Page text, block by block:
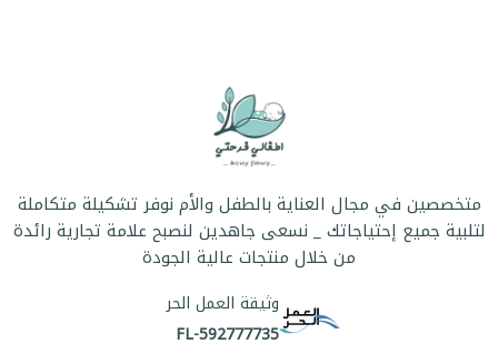
متخصصين في مجال العناية بالطفل والأم نوفر تشكيلة متكاملة
لتلبية جميع إحتياجاتك _ نسعى جاهدين لنصبح علامة تجارية رائدة
من خلال منتجات عالية الجودة
وثيقة العمل الحر
FL-592777735